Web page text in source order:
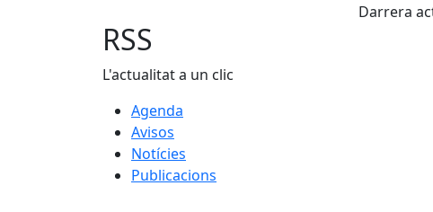
Darrera
RSS
L'actualitat a un clic
Agenda
Avisos
Notícies
Publicacions